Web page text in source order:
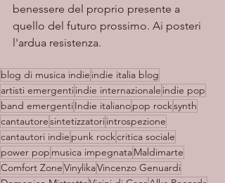
benessere del proprio presente a
quello del futuro prossimo. Ai posteri
l'ardua resistenza.
blog di musica indie indie italia blog
artisti emergentiindie internazionale indie pop
band emergentiIndie italianopop rocksynth
cantautoresintetizzatoriintrospezione
cantautori indie punk rockcritica sociale
power pop musica impegnataMaldimarte
Comfort ZoneVinylikaVincenzo Genuardi